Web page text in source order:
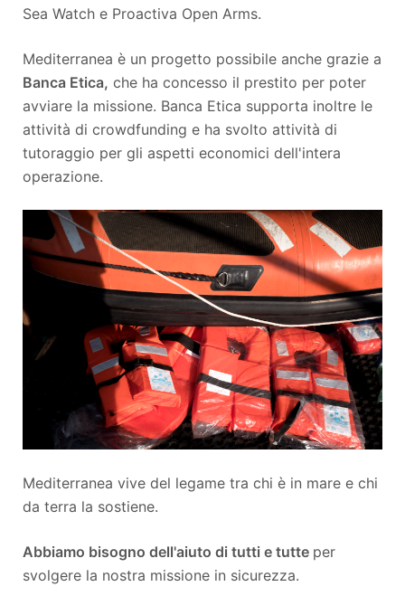
Sea Watch e Proactiva Open Arms.
Mediterranea è un progetto possibile anche grazie a
Banca Etica, che ha concesso il prestito per poter
avviare la missione. Banca Etica supporta inoltre le
attività di crowdfunding e ha svolto attività di
tutoraggio per gli aspetti economici dell'intera
operazione.
Mediterranea vive del legame tra chi è in mare e chi
da terra la sostiene.
Abbiamo bisogno dell'aiuto di tutti e tutte per
svolgere la nostra missione in sicurezza.